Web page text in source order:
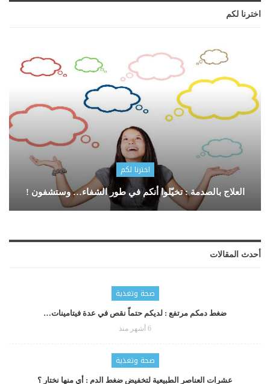
اخترنا لكم
اخترنا لكم
العلاج بالصدمة : تخيّلوا أنكم في طور الشفاء… وستشفون !
أحدث المقالات
صحة وتغذية
ضغط دمكم مرتفع : لديكم حتماّ نقص في عدة فيتامينات…
6 أشهر منذ
صحة وتغذية
عشرات العناصر الطبيعية لتخفيض ضغط الدم : أي منها نختار ؟